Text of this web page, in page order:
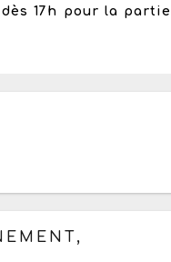
17h pour la partie
social